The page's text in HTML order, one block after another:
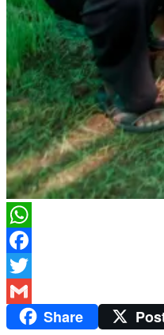
WhatsApp
Facebook
Twitter
Gmail Share